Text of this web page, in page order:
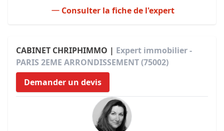
Consulter la fiche de l'expert
CABINET CHRIPHIMMO | Expert immobilier -
PARIS 2EME ARRONDISSEMENT (75002)
Demander un devis